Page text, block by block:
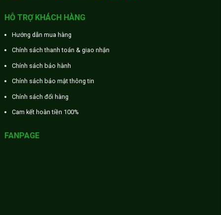
HỖ TRỢ KHÁCH HÀNG
Hướng dẫn mua hàng
Chính sách thanh toán & giao nhận
Chính sách bảo hành
Chính sách bảo mật thông tin
Chính sách đổi hàng
Cam kết hoàn tiền 100%
FANPAGE